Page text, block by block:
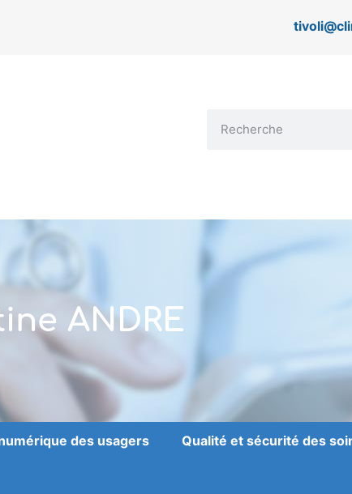
ANDRE
des usagers Qualité et sécurité des